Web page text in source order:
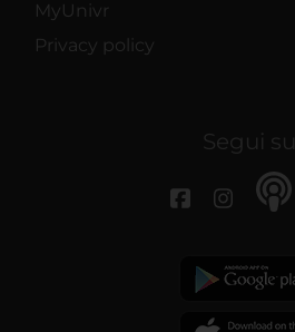
MyUnivr
Privacy policy
Segui su